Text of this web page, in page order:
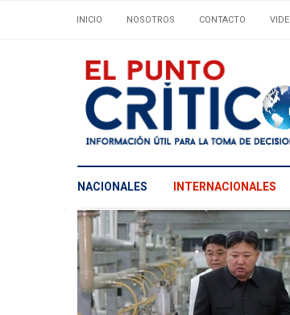
INICIO NOSOTROS CONTACTO
NACIONALES INTERNACIONALES